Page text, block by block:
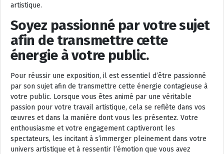
artistique.
Soyez passionné par votre sujet
afin de transmettre cette
énergie à votre public.
Pour réussir une exposition, il est essentiel d’être passionné
par son sujet afin de transmettre cette énergie contagieuse à
votre public. Lorsque vous êtes animé par une véritable
passion pour votre travail artistique, cela se reflète dans vos
œuvres et dans la manière dont vous les présentez. Votre
enthousiasme et votre engagement captiveront les
spectateurs, les incitant à s’immerger pleinement dans votre
univers artistique et à ressentir l’émotion que vous avez